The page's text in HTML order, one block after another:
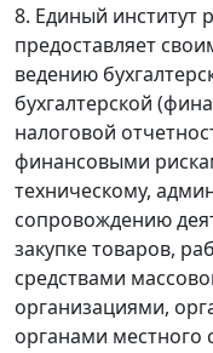
8. Единый институт
предоставляет
ведению
бухгалтерской
налоговой
финансовыми
техническому,
сопровождению
закупке товаров,
средствами
организациями,
органами местного